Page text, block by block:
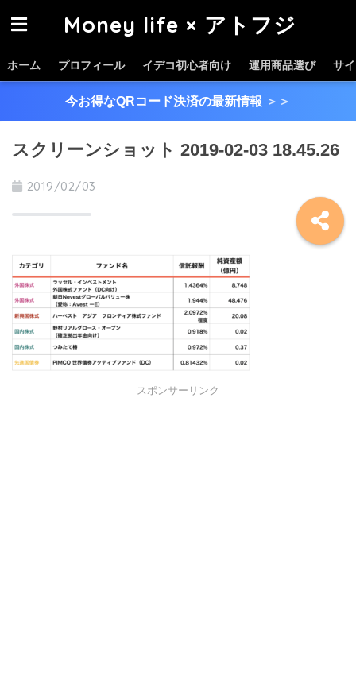
Money life × アトフジ
ホーム プロフィール イデコ初心者向け 運用商品選び サ
今お得なQRコード決済の最新情報 ＞＞
スクリーンショット 2019-02-03 18.45.26
2019/02/03
スポンサーリンク